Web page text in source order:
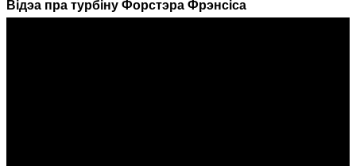
Відэа пра турбіну Форстэра Фрэнсіса